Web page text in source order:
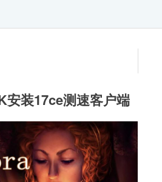
安装17ce测速客户端